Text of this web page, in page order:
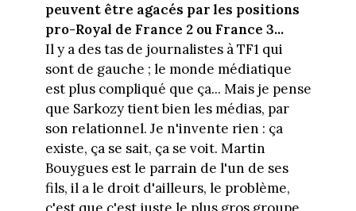
peuvent être agacés par les positions
pro-Royal de France 2 ou France 3...
Il y a des tas de journalistes à TF1 qui
sont de gauche ; le monde médiatique
est plus compliqué que ça... Mais je pense
que Sarkozy tient bien les médias, par
son relationnel. Je n'invente rien : ça
existe, ça se sait, ça se voit. Martin
Bouygues est le parrain de l'un de ses
fils, il a le droit d'ailleurs, le problème,